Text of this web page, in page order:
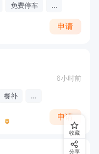
免费停车 ...
申请
6小时前
餐补 ...
申请
收藏
分享